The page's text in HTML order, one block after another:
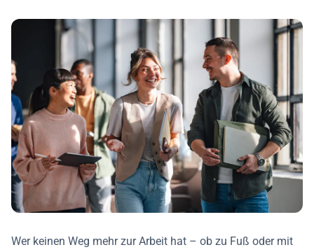
Wer keinen Weg mehr zur Arbeit hat – ob zu Fuß oder mit